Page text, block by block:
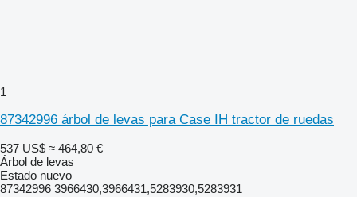
1
87342996 árbol de levas para Case IH tractor de ruedas
537 US$ ≈ 464,80 €
Árbol de levas
Estado nuevo
87342996 3966430,3966431,5283930,5283931